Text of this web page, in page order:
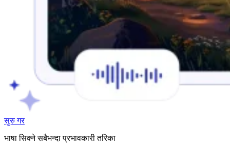
सुरु गर
भाषा सिक्ने सबैभन्दा प्रभावकारी तरिका